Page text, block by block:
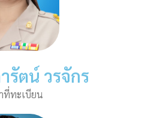
รัตน์ วรจักร
ที่ทะเบียน